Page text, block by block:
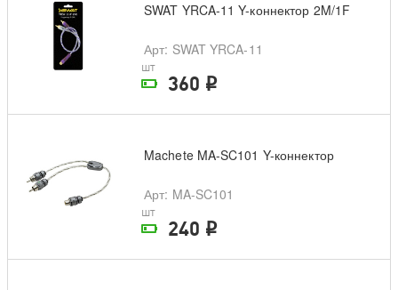
На складе поставщика
SWAT YRCA-11 Y-коннектор 2M/1F
Арт: SWAT YRCA-11
шт
360 i
На складе поставщика
Machete MA-SC101 Y-коннектор
Арт: MA-SC101
шт
240 i